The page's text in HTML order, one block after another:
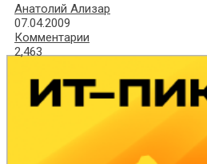
Анатолий Ализар
07.04.2009
Комментарии
2,463